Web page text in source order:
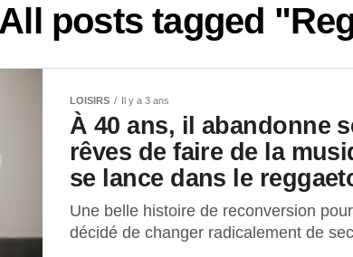
All posts tagged
LOISIRS Il y a 3 ans
À 40 ans, il abandonne
rêves de faire de la
se lance dans le
Une belle histoire de reconversion
décidé de changer radicalement de